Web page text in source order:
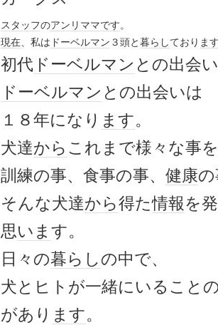
スタッフのアンリ ママです。
現在、私は ドーベルマン ３頭と暮らしており ま
初代 ドーベルマン との出会
ドーベルマン との出会いは
１８年になり ます。
犬達から これまで様々な事
訓練の事、食事の事、 健康
そんな犬達から得た情報を
思いま す。
日々の暮らしの中で、
犬とヒトが一緒にいること
があり ます。